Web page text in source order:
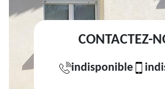
CONTACTEZ-
indisponible